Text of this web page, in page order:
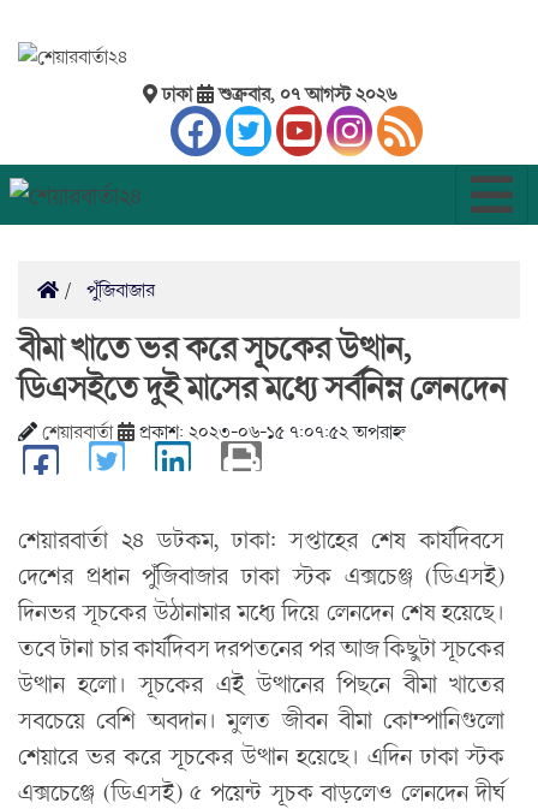
ঢাকা শুক্রবার, ০৭ আগস্ট ২০২৬
পুঁজিবাজার
বীমা খাতে ভর করে সূচকের উত্থান,
ডিএসইতে দুই মাসের মধ্যে সর্বনিম্ন লেনদেন
শেয়ারবার্তা প্রকাশ: ২০২৩-০৬-১৫ ৭:০৭:৫২ অপরাহ্ন
শেয়ারবার্তা ২৪ ডটকম, ঢাকা: সপ্তাহের শেষ কার্যদিবসে
দেশের প্রধান পুঁজিবাজার ঢাকা স্টক এক্সচেঞ্জ (ডিএসই)
দিনভর সূচকের উঠানামার মধ্যে দিয়ে লেনদেন শেষ হয়েছে।
তবে টানা চার কার্যদিবস দরপতনের পর আজ কিছুটা সূচকের
উত্থান হলো। সূচকের এই উত্থানের পিছনে বীমা খাতের
সবচেয়ে বেশি অবদান। মুলত জীবন বীমা কোম্পানিগুলো
শেয়ারে ভর করে সূচকের উত্থান হয়েছে। এদিন ঢাকা স্টক
এক্সচেঞ্জে (ডিএসই) ৫ পয়েন্ট সূচক বাড়লেও লেনদেন দীর্ঘ